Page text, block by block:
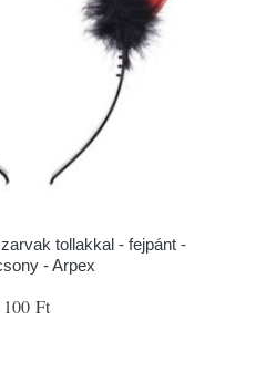
tollakkal - fejpánt -
- Arpex
100 Ft